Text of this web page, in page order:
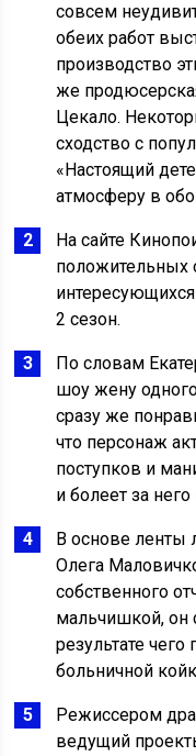
совсем
обеих работ
производство
же
Цекало.
сходство с
«Настоящий
атмосферу в
На сайте
положительных
2 сезон.
По словам
шоу жену
сразу же
что персонаж
поступков и
и болеет за
В основе ленты
Олега
собственного
мальчишкой, он
результате
больничной
Режиссером
ведущий